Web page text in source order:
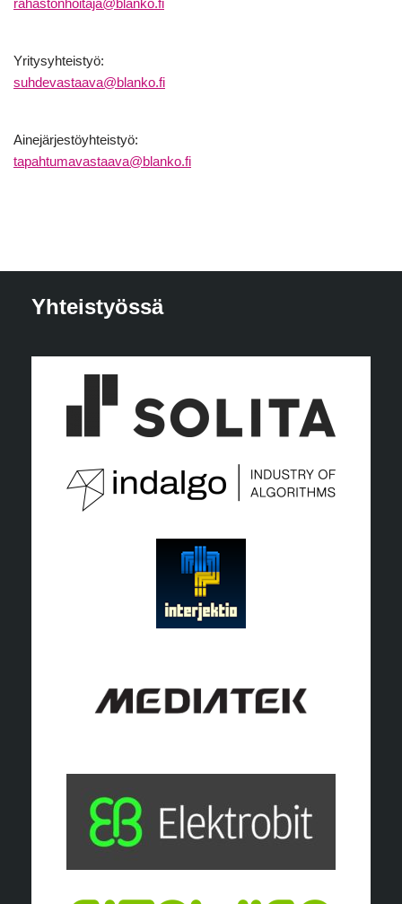
rahastonhoitaja@blanko.fi
Yritysyhteistyö:
suhdevastaava@blanko.fi
Ainejärjestöyhteistyö:
tapahtumavastaava@blanko.fi
Yhteistyössä